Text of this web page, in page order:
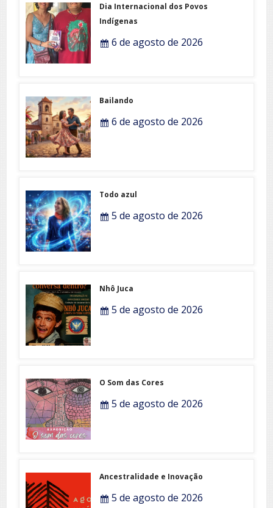
Dia Internacional dos Povos
Indígenas
6 de agosto de 2026
Bailando
6 de agosto de 2026
Todo azul
5 de agosto de 2026
Nhô Juca
5 de agosto de 2026
O Som das Cores
5 de agosto de 2026
Ancestralidade e Inovação
5 de agosto de 2026